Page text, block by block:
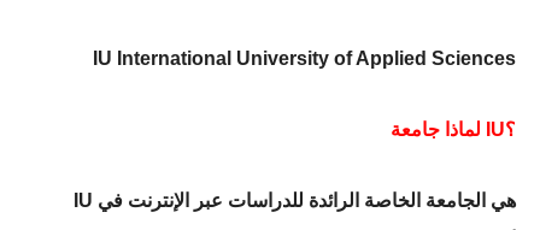
IU International University of Applied Sciences
لماذا جامعة IU؟
IU هي الجامعة الخاصة الرائدة للدراسات عبر الإنترنت في